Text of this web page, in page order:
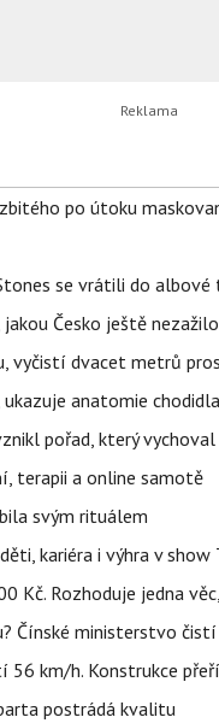
po útoku
se vrátili do
Česko ještě nezažilo
vyčistí dvacet metrů
anatomie chodidla
pořad, který
terapii a online samotě
svým rituálem
kariéra i výhra v
Kč. Rozhoduje jedna
Čínské ministerstvo
km/h. Konstrukce
postrádá kvalitu